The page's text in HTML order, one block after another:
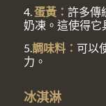
4.蛋黃： 許多傳
奶凍。這使得它
5. 調味料： 可以
力。
冰淇淋